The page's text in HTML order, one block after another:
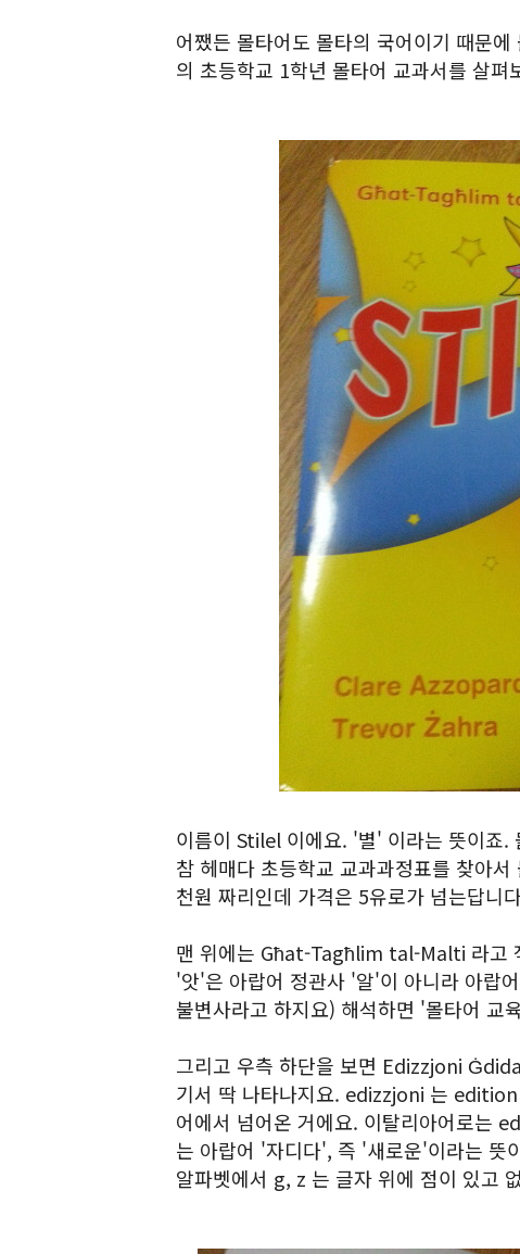
어쨌든 몰타어도 몰타의 국어이기 때문
의 초등학교 1학년 몰타어 교과서를 살펴
이름이 Stilel 이에요. '별' 이라는 뜻이죠.
참 헤매다 초등학교 교과과정표를 찾아
천원 짜리인데 가격은 5유로가 넘는답니
맨 위에는 Għat-Tagħlim tal-Malti 라고
'앗'은 아랍어 정관사 '알'이 아니라 아랍
불변사라고 하지요) 해석하면 '몰타어 교
그리고 우측 하단을 보면 Edizzjoni
기서 딱 나타나지요. edizzjoni 는
어에서 넘어온 거에요. 이탈리아어로는
는 아랍어 '자디다', 즉 '새로운'이라는 뜻
알파벳에서 g, z 는 글자 위에 점이 있고